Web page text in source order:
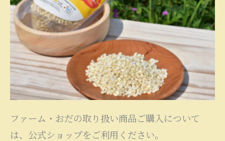
ファーム・おだの取り扱い商品ご購入について
は、公式ショップをご利用ください。